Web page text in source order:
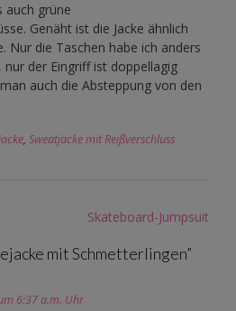
auch grüne
Genäht ist die Jacke ähnlich
Nur die Taschen habe ich anders
nur der Eingriff ist doppellagig
auch die Absteppung von den
, Sweatjacke mit Reißverschluss
Skateboard-Jumpsuit
mit Schmetterlingen”
6:37 a.m. Uhr